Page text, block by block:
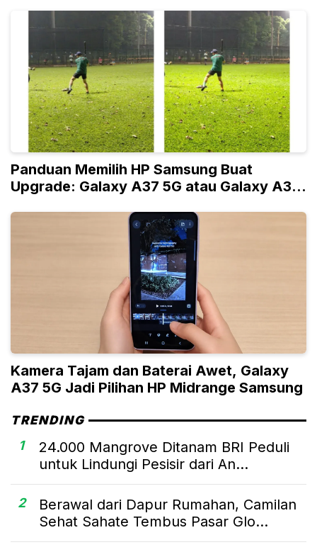
Panduan Memilih HP Samsung Buat
Upgrade: Galaxy A37 5G atau Galaxy A36
Kamera Tajam dan Baterai Awet, Galaxy
A37 5G Jadi Pilihan HP Midrange Samsung
TRENDING
1
24.000 Mangrove Ditanam BRI Peduli
untuk Lindungi Pesisir dari An...
2
Berawal dari Dapur Rumahan, Camilan
Sehat Sahate Tembus Pasar Glo...